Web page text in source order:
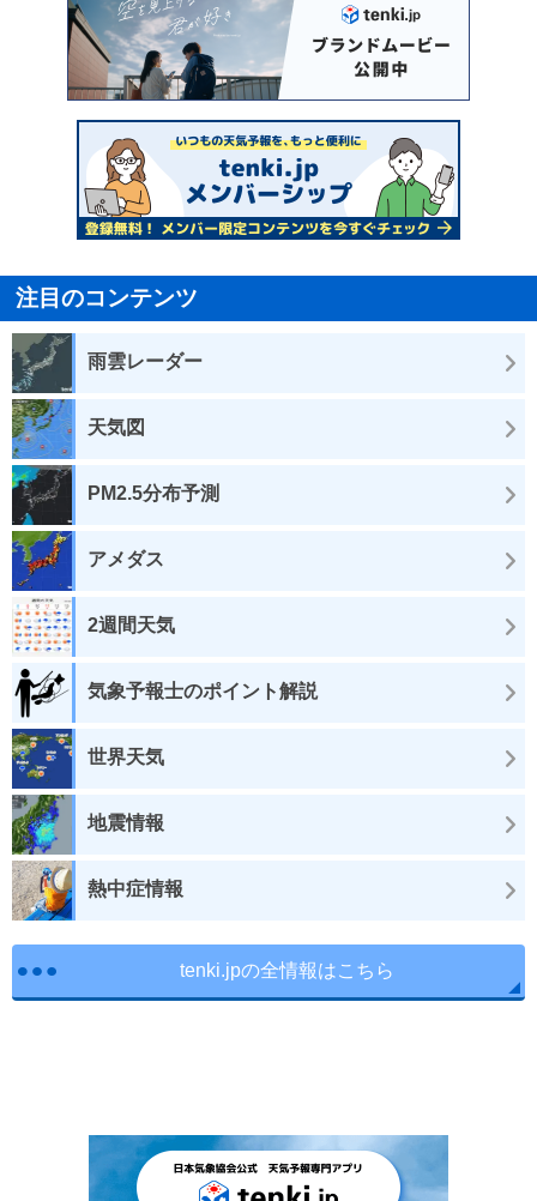
注目のコンテンツ
雨雲レーダー
天気図
PM2.5分布予測
アメダス
2週間天気
気象予報士のポイント解説
世界天気
地震情報
熱中症情報
tenki.jpの全情報はこちら